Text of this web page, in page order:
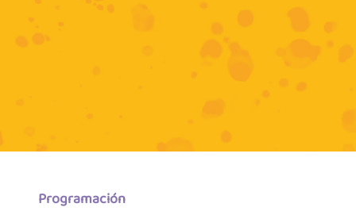
Programación